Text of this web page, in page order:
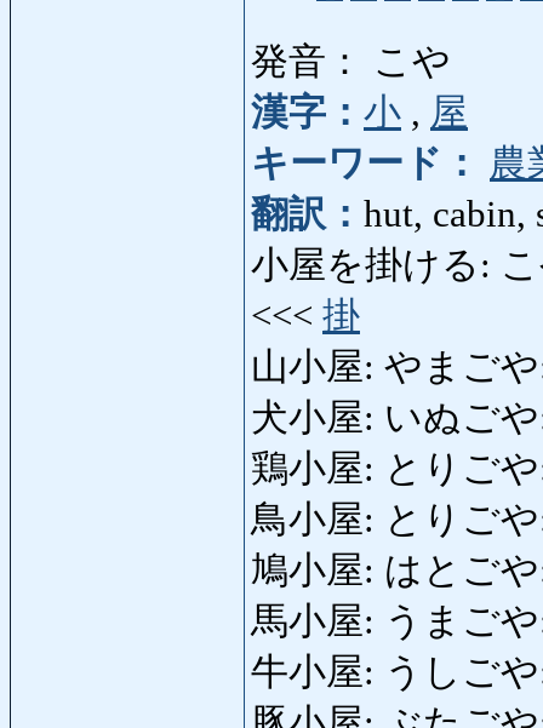
発音： こや
漢字： 小 , 屋
キーワード：
農
翻訳： hut, cabin,
小屋を掛ける: こ
<<< 掛
山小屋: やまご
犬小屋: いぬごや
鶏小屋: とりご
鳥小屋: とりご
鳩小屋: はとご
馬小屋: うまご
牛小屋: うしご